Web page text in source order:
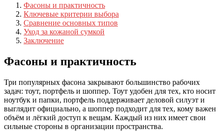
Фасоны и практичность
Ключевые критерии выбора
Сравнение основных типов
Уход за кожаной сумкой
Заключение
Фасоны и практичность
Три популярных фасона закрывают большинство рабочих
задач: тоут, портфель и шоппер. Тоут удобен для тех, кто носит
ноутбук и папки, портфель поддерживает деловой силуэт и
выглядит официально, а шоппер подходит для тех, кому важен
объём и лёгкий доступ к вещам. Каждый из них имеет свои
сильные стороны в организации пространства.